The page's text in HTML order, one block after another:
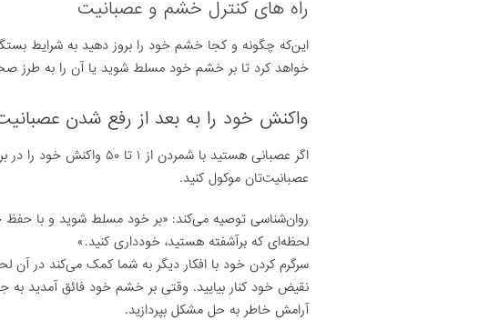
راه های کنترل خشم و عصبانیت
این‌که چگونه و کجا خشم خود را بروز دهید به شرایط
خواهد کرد تا بر خشم خود مسلط شوید یا آن را به طرز
واکنش خود را به بعد از رفع شدن
اگر عصبانی هستید با شمردن
عصبانیت‌تان موکول کنید.
روان‌شناسی توصیه می‌کند: «بر خود مسلط شوید و با حفظ
لحظه‌ای که برآشفته هستید، خودداری کنید.»
سرگرم کردن خود با افکار دیگر به شما کمک می‌کند در
نقیض خود کنار بیایید. وقتی بر خشم خود فائق آمدید به
آرامش خاطر به حل مشکل بپردازید.